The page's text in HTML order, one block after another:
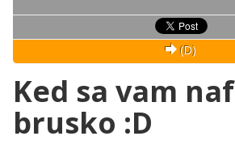
(D)
Ked sa vam nafukne
brusko :D